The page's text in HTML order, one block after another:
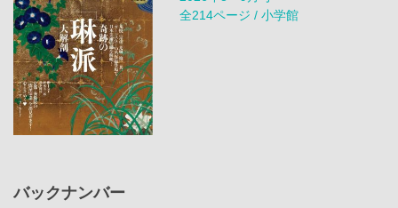
全214ページ / 小学館
バックナンバー